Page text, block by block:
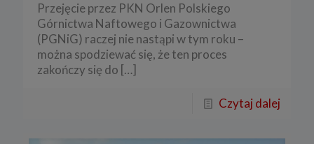
Przejęcie przez PKN Orlen Polskiego
Górnictwa Naftowego i Gazownictwa
(PGNiG) raczej nie nastąpi w tym roku –
można spodziewać się, że ten proces
zakończy się do […]
Czytaj dalej